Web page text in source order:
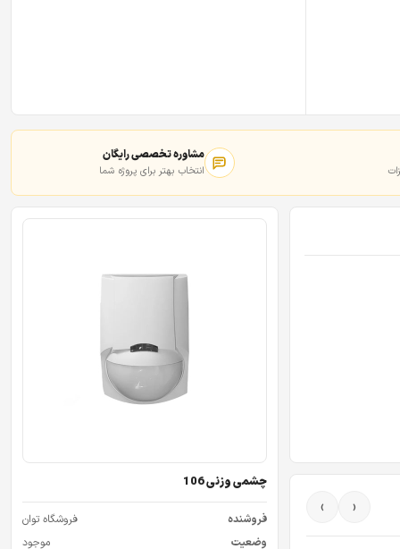
مشاوره تخصصی رایگان
انتخاب بهتر برای پروژه شما
‹
›
چشمی وزنی 106
فروشنده
فروشگاه توان
وضعیت
موجود